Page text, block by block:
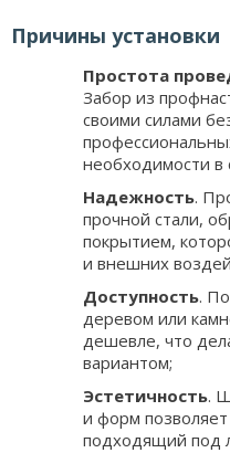
Причины установки
Простота
Забор из
своими силами
необходимости в
Надежность.
прочной стали,
покрытием,
и внешних
Доступность.
деревом или
дешевле, что
вариантом;
Эстетичность.
и форм
подходящий под